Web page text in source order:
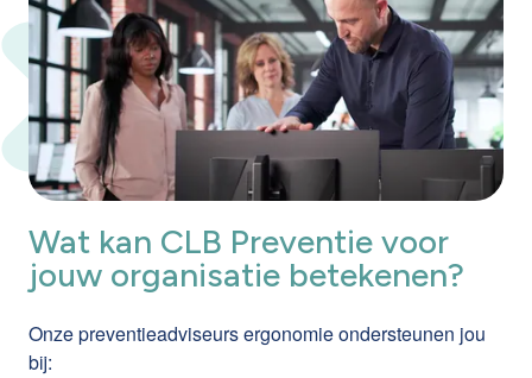
Wat kan CLB Preventie voor
jouw organisatie betekenen?
Onze preventieadviseurs ergonomie ondersteunen jou
bij: